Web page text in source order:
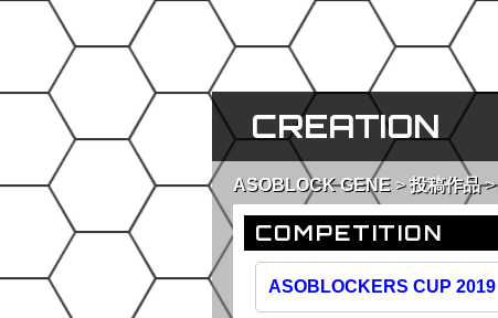
CREATION
ASOBLOCK GENE 投稿作品
COMPETITION
ASOBLOCKERS CUP 2019